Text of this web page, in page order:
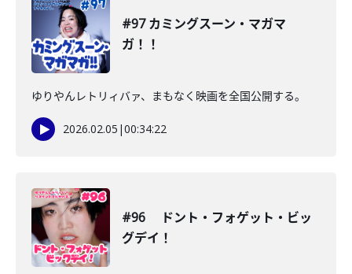
#97 カミングスーン・マガマ
ガ！！
ゆりやんレトリィバァ、まもなく映画を全国公開する。
2026.02.05 |00:34:22
#96 ドント・フォゲット・ビッ
グデイ！